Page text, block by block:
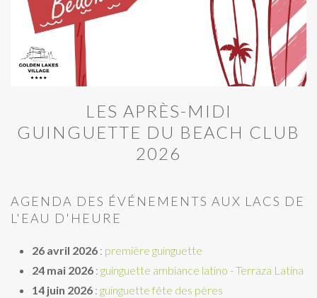
LES APRÈS-MIDI
GUINGUETTE DU BEACH CLUB
2026
AGENDA DES ÉVÉNEMENTS AUX LACS DE
L'EAU D'HEURE
26 avril 2026 : première guinguette
24 mai 2026 : guinguette ambiance latino - Terraza Latina
14 juin 2026 : guinguette fête des pères